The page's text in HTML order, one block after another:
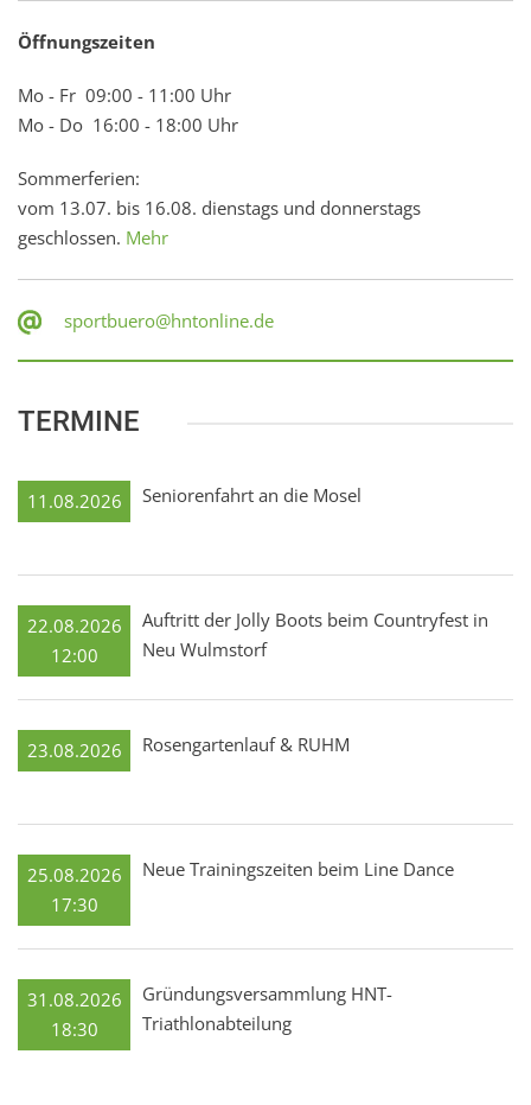
Öffnungszeiten
Mo - Fr 09:00 - 11:00 Uhr
Mo - Do 16:00 - 18:00 Uhr
Sommerferien:
vom 13.07. bis 16.08. dienstags und donnerstags
geschlossen. Mehr
sportbuero@hntonline.de
TERMINE
11.08.2026 Seniorenfahrt an die Mosel
22.08.2026
12:00
Auftritt der Jolly Boots beim Countryfest in
Neu Wulmstorf
23.08.2026 Rosengartenlauf & RUHM
25.08.2026
17:30
Neue Trainingszeiten beim Line Dance
31.08.2026
18:30
Gründungsversammlung HNT-
Triathlonabteilung